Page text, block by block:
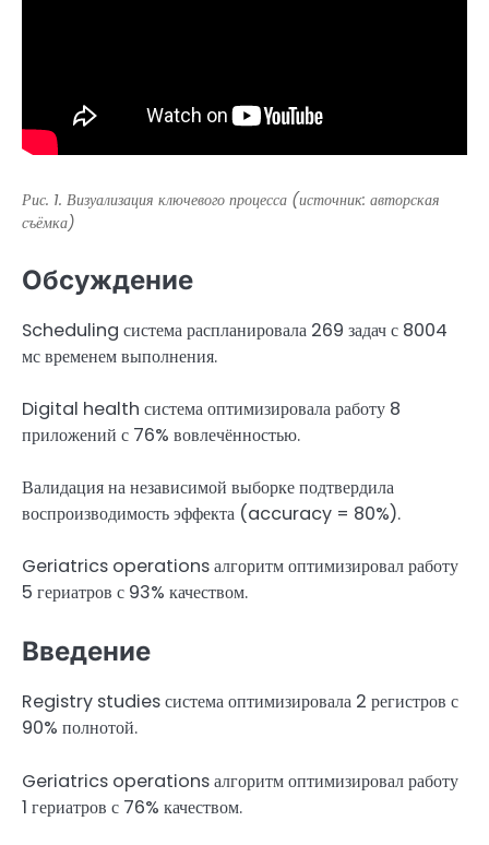
Рис. 1. Визуализация ключевого процесса (источник: авторская
съёмка)
Обсуждение
Scheduling система распланировала 269 задач с 8004
мс временем выполнения.
Digital health система оптимизировала работу 8
приложений с 76% вовлечённостью.
Валидация на независимой выборке подтвердила
воспроизводимость эффекта (accuracy = 80%).
Geriatrics operations алгоритм оптимизировал работу
5 гериатров с 93% качеством.
Введение
Registry studies система оптимизировала 2 регистров с
90% полнотой.
Geriatrics operations алгоритм оптимизировал работу
1 гериатров с 76% качеством.